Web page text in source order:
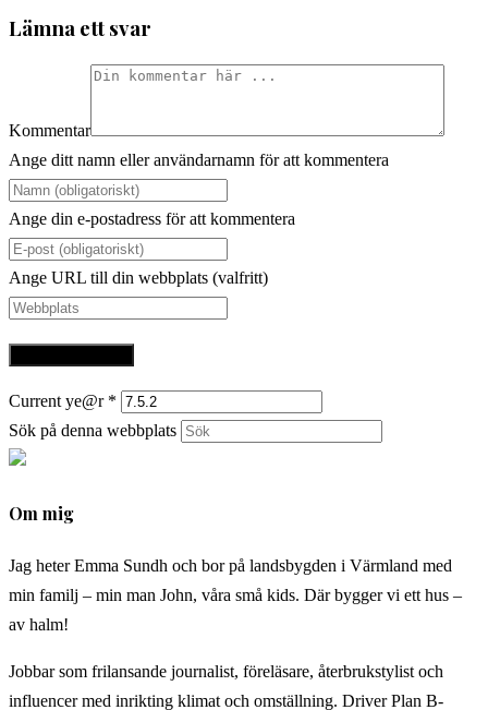
Lämna ett svar
Kommentar
Ange ditt namn eller användarnamn för att kommentera
Ange din e-postadress för att kommentera
Ange URL till din webbplats (valfritt)
Current ye@r *
Sök på denna webbplats
Om mig
Jag heter Emma Sundh och bor på landsbygden i Värmland med
min familj – min man John, våra små kids. Där bygger vi ett hus –
av halm!
Jobbar som frilansande journalist, föreläsare, återbrukstylist och
influencer med inrikting klimat och omställning. Driver Plan B-